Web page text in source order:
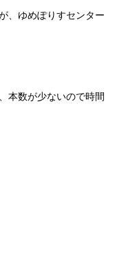
、ゆめぽりすセンター
本数が少ないので時間